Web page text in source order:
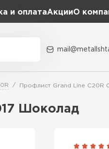
и оплатаАкцииО
Профлист Grand Line C20R
Шоколад